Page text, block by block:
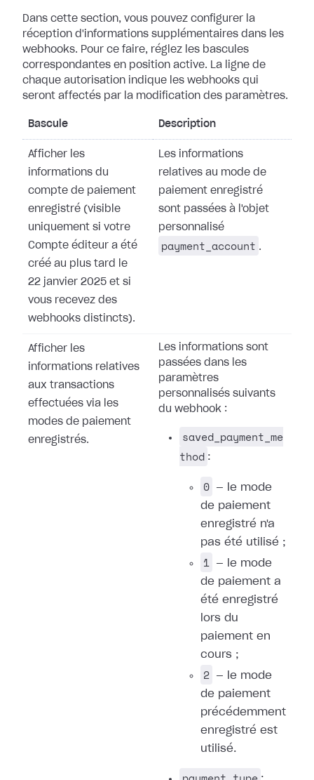
Dans cette section, vous pouvez configurer la
réception d'informations supplémentaires dans les
webhooks. Pour ce faire, réglez les bascules
correspondantes en position active. La ligne de
chaque autorisation indique les webhooks qui
seront affectés par la modification des paramètres.
Bascule Description
Afficher les
informations du
compte de paiement
enregistré (visible
uniquement si votre
Compte éditeur a été
créé au plus tard le
22 janvier 2025 et si
vous recevez des
webhooks distincts).
Les informations
relatives au mode de
paiement enregistré
sont passées à l'objet
personnalisé
payment_account .
Afficher les
informations relatives
aux transactions
effectuées via les
modes de paiement
enregistrés.
Les informations sont
passées dans les
paramètres
personnalisés suivants
du webhook :
saved_payment_me
thod :
0
— le mode
de paiement
enregistré n'a
pas été utilisé ;
1
— le mode
de paiement a
été enregistré
lors du
paiement en
cours ;
2
— le mode
de paiement
précédemment
enregistré est
utilisé.